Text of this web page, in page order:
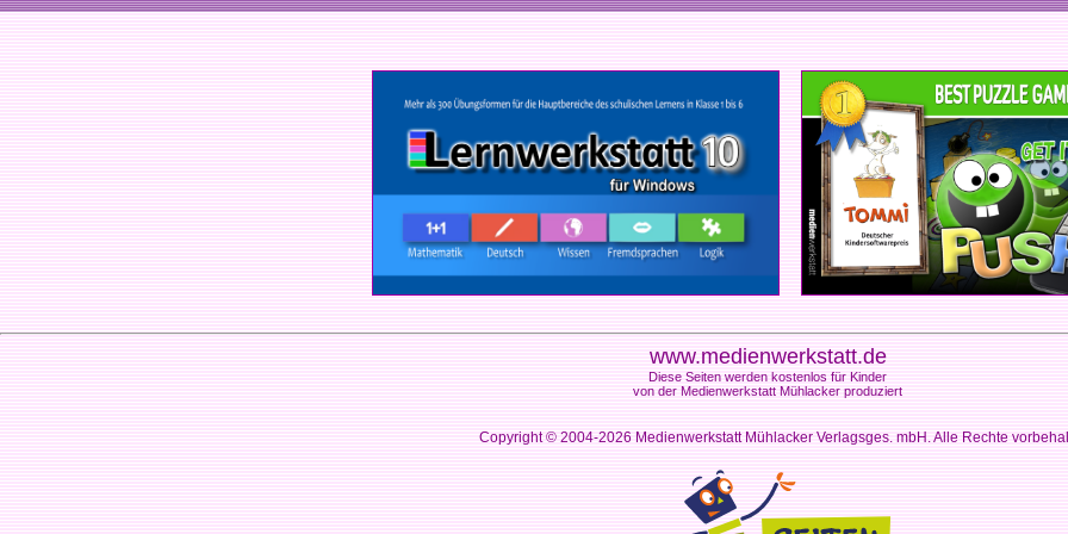
www.medienwerkstatt.de
Diese Seiten werden kostenlos für Kinder
von der Medienwerkstatt Mühlacker produziert
Copyright © 2004-2026Medienwerkstatt Mühlacker Verlagsges. mbH. Alle Rechte